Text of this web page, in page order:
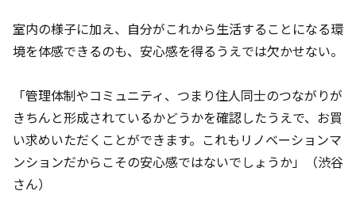
室内の様子に加え、自分がこれから生活することになる環
境を体感できるのも、安心感を得るうえでは欠かせない。
「管理体制やコミュニティ、つまり住人同士のつながりが
きちんと形成されているかどうかを確認したうえで、お買
い求めいただくことができます。これもリノベーションマ
ンションだからこその安心感ではないでしょうか」（渋谷
さん）